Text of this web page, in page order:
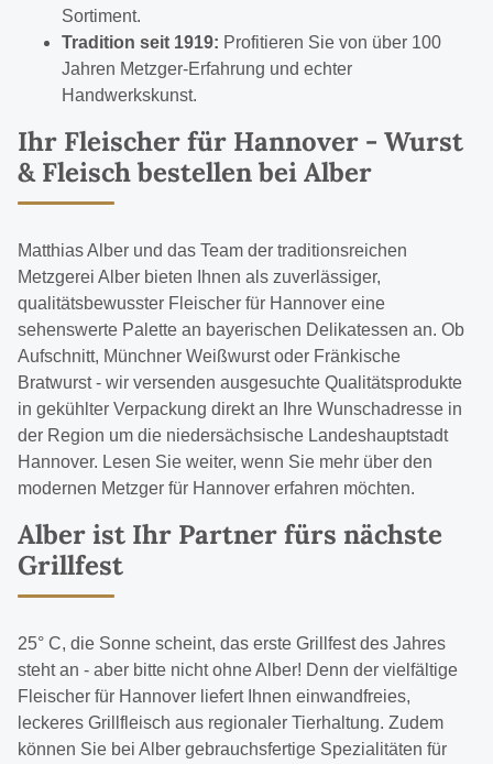
Sortiment.
Tradition seit 1919: Profitieren Sie von über 100
Jahren Metzger-Erfahrung und echter
Handwerkskunst.
Ihr Fleischer für Hannover - Wurst
& Fleisch bestellen bei Alber
Matthias Alber und das Team der traditionsreichen
Metzgerei Alber bieten Ihnen als zuverlässiger,
qualitätsbewusster Fleischer für Hannover eine
sehenswerte Palette an bayerischen Delikatessen an. Ob
Aufschnitt, Münchner Weißwurstoder Fränkische
Bratwurst- wir versenden ausgesuchte Qualitätsprodukte
in gekühlter Verpackung direkt an Ihre Wunschadresse in
der Region um die niedersächsische Landeshauptstadt
Hannover. Lesen Sie weiter, wenn Sie mehr über den
modernen Metzger für Hannover erfahren möchten.
Alber ist Ihr Partner fürs nächste
Grillfest
25° C, die Sonne scheint, das erste Grillfest des Jahres
steht an - aber bitte nicht ohne Alber! Denn der vielfältige
Fleischer für Hannover liefert Ihnen einwandfreies,
leckeres Grillfleisch aus regionaler Tierhaltung. Zudem
können Sie bei Alber gebrauchsfertige Spezialitäten für